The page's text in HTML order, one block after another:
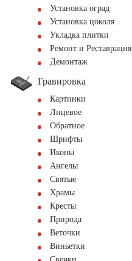
Установка оград
Установка цоколя
Укладка плитки
Ремонт и Реставрация
Демонтаж
Гравировка
Картинки
Лицевое
Обратное
Шрифты
Иконы
Ангелы
Святые
Храмы
Кресты
Природа
Веточки
Виньетки